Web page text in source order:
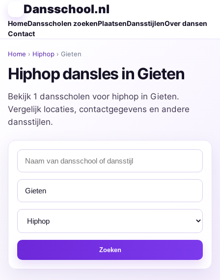
Dansschool.nl
HomeDansscholen zoekenPlaatsenDansstijlenOver dansen
Contact
Home › Hiphop › Gieten
Hiphop dansles in Gieten
Bekijk 1 dansscholen voor hiphop in Gieten.
Vergelijk locaties, contactgegevens en andere
dansstijlen.
Zoeken